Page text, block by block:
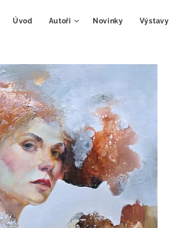
Úvod Autoři Novinky Výstavy